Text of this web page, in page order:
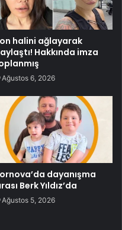
halini ağlayarak
Hakkında imza
Ağustos 6, 2026
dayanışma
Berk Yıldız’da
Ağustos 5, 2026